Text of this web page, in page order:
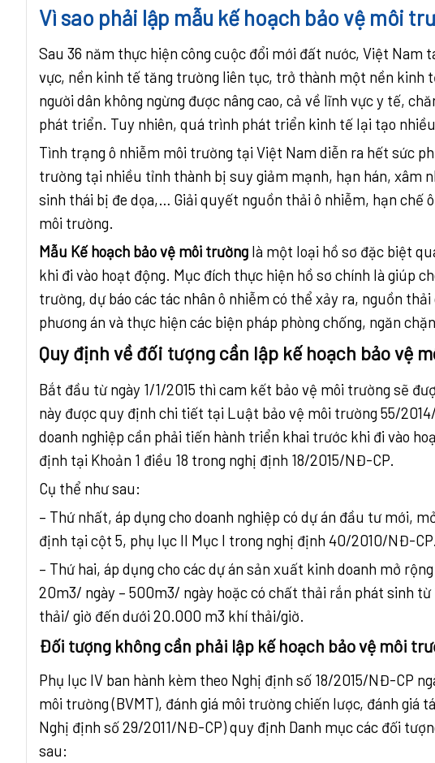
Vì sao phải lập mẫu kế hoạch bảo vệ môi
Sau 36 năm thực hiện công cuộc đổi mới đất nước, Việt
vực, nền kinh tế tăng trường liên tục, trở thành một nền kinh
người dân không ngừng được nâng cao, cả về lĩnh vực y tế,
phát triển. Tuy nhiên, quá trình phát triển kinh tế lại tạo
Tình trạng ô nhiễm môi trường tại Việt Nam diễn ra hết sức
trường tại nhiều tỉnh thành bị suy giảm mạnh, hạn hán, xâm
sinh thái bị đe dọa,… Giải quyết nguồn thải ô nhiễm, hạn chế
môi trường.
Mẫu Kế hoạch bảo vệ môi trường là một loại hồ sơ đặc biệt
khi đi vào hoạt động. Mục đích thực hiện hồ sơ chính là giúp
trường, dự báo các tác nhân ô nhiễm có thể xảy ra, nguồn
phương án và thực hiện các biện pháp phòng chống, ngăn
Quy định về đối tượng cần lập kế hoạch bảo vệ
Bắt đầu từ ngày 1/1/2015 thì cam kết bảo vệ môi trường sẽ
này được quy định chi tiết tại Luật bảo vệ môi trường 55/
doanh nghiệp cần phải tiến hành triển khai trước khi đi vào
định tại Khoản 1 điều 18 trong nghị định 18/2015/NĐ-CP.
Cụ thể như sau:
– Thứ nhất, áp dụng cho doanh nghiệp có dự án đầu tư mới,
định tại cột 5, phụ lục II Mục I trong nghị định 40/2010/NĐ-CP.
– Thứ hai, áp dụng cho các dự án sản xuất kinh doanh mở
20m3/ ngày – 500m3/ ngày hoặc có chất thải rắn phát sinh
thải/ giờ đến dưới 20.000 m3 khí thải/giờ.
Đối tượng không cần phải lập kế hoạch bảo vệ môi
Phụ lục IV ban hành kèm theo Nghị định số 18/2015/NĐ-CP
môi trường (BVMT), đánh giá môi trường chiến lược, đánh giá
Nghị định số 29/2011/NĐ-CP) quy định Danh mục các đối
sau: